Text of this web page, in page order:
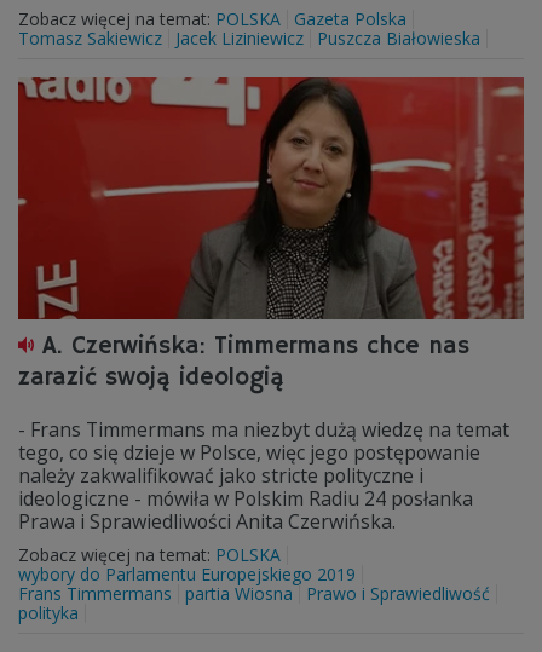
Zobacz więcej na temat: POLSKA
Gazeta Polska
Tomasz Sakiewicz
Jacek Liziniewicz Puszcza Białowieska
A. Czerwińska: Timmermans chce nas
zarazić swoją ideologią
- Frans Timmermans ma niezbyt dużą wiedzę na temat
tego, co się dzieje w Polsce, więc jego postępowanie
należy zakwalifikować jako stricte polityczne i
ideologiczne - mówiła w Polskim Radiu 24 posłanka
Prawa i Sprawiedliwości Anita Czerwińska.
Zobacz więcej na temat: POLSKA
wybory do Parlamentu Europejskiego 2019
Frans Timmermans
partia Wiosna
Prawo i Sprawiedliwość
polityka